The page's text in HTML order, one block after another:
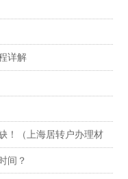
详解
！（上海居转户办理材
间？